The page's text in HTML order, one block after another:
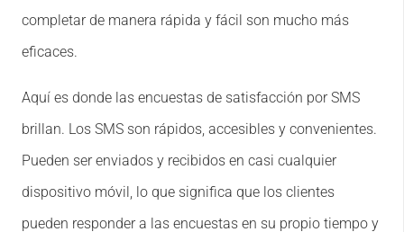
completar de manera rápida y fácil son mucho más
eficaces.
Aquí es donde las encuestas de satisfacción por SMS
brillan. Los SMS son rápidos, accesibles y convenientes.
Pueden ser enviados y recibidos en casi cualquier
dispositivo móvil, lo que significa que los clientes
pueden responder a las encuestas en su propio tiempo y